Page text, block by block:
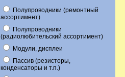
Полупроводники (ремонтный
ассортимент)
Полупроводники
(радиолюбительский ассортимент)
Модули, дисплеи
Пассив (резисторы,
конденсаторы и т.п.)